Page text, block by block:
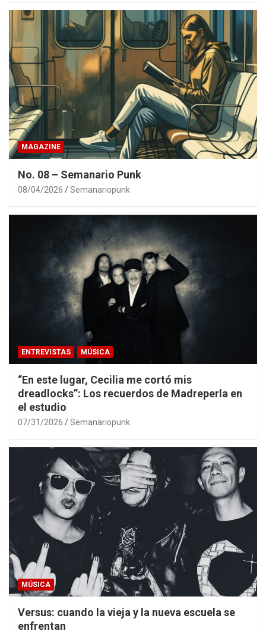
MAGAZINE
No. 08 – Semanario Punk
08/04/2026 Semanariopunk
ENTREVISTAS MÚSICA
“En este lugar, Cecilia me cortó mis
dreadlocks”: Los recuerdos de Madreperla en
el estudio
07/31/2026 Semanariopunk
MÚSICA
Versus: cuando la vieja y la nueva escuela se
enfrentan